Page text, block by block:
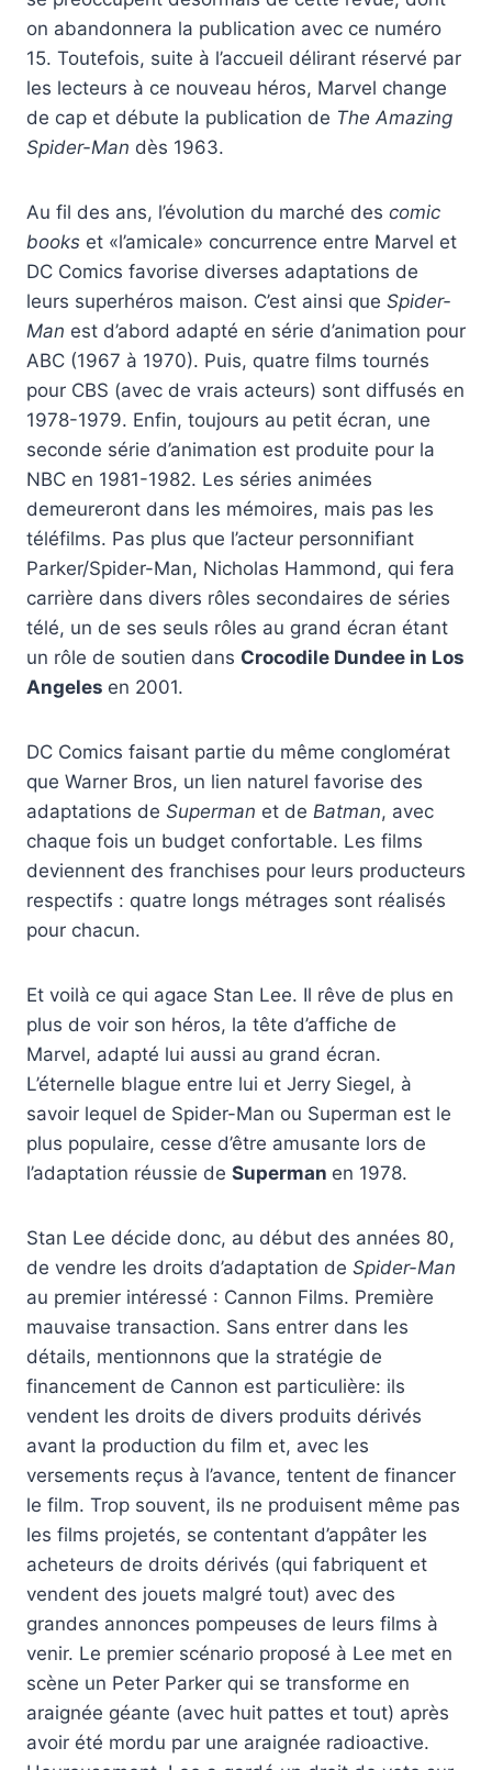
on abandonnera la publication avec ce numéro
15. Toutefois, suite à l’accueil délirant réservé par
les lecteurs à ce nouveau héros, Marvel change
de cap et débute la publication de The Amazing
Spider-Man dès 1963.
Au fil des ans, l’évolution du marché des comic
books et «l’amicale» concurrence entre Marvel et
DC Comics favorise diverses adaptations de
leurs superhéros maison. C’est ainsi que Spider-
Man est d’abord adapté en série d’animation pour
ABC (1967 à 1970). Puis, quatre films tournés
pour CBS (avec de vrais acteurs) sont diffusés en
1978-1979. Enfin, toujours au petit écran, une
seconde série d’animation est produite pour la
NBC en 1981-1982. Les séries animées
demeureront dans les mémoires, mais pas les
téléfilms. Pas plus que l’acteur personnifiant
Parker/Spider-Man, Nicholas Hammond, qui fera
carrière dans divers rôles secondaires de séries
télé, un de ses seuls rôles au grand écran étant
un rôle de soutien dans Crocodile Dundee in Los
Angeles en 2001.
DC Comics faisant partie du même conglomérat
que Warner Bros, un lien naturel favorise des
adaptations de Superman et de Batman, avec
chaque fois un budget confortable. Les films
deviennent des franchises pour leurs producteurs
respectifs : quatre longs métrages sont réalisés
pour chacun.
Et voilà ce qui agace Stan Lee. Il rêve de plus en
plus de voir son héros, la tête d’affiche de
Marvel, adapté lui aussi au grand écran.
L’éternelle blague entre lui et Jerry Siegel, à
savoir lequel de Spider-Man ou Superman est le
plus populaire, cesse d’être amusante lors de
l’adaptation réussie de Superman en 1978.
Stan Lee décide donc, au début des années 80,
de vendre les droits d’adaptation de Spider-Man
au premier intéressé : Cannon Films. Première
mauvaise transaction. Sans entrer dans les
détails, mentionnons que la stratégie de
financement de Cannon est particulière: ils
vendent les droits de divers produits dérivés
avant la production du film et, avec les
versements reçus à l’avance, tentent de financer
le film. Trop souvent, ils ne produisent même pas
les films projetés, se contentant d’appâter les
acheteurs de droits dérivés (qui fabriquent et
vendent des jouets malgré tout) avec des
grandes annonces pompeuses de leurs films à
venir. Le premier scénario proposé à Lee met en
scène un Peter Parker qui se transforme en
araignée géante (avec huit pattes et tout) après
avoir été mordu par une araignée radioactive.